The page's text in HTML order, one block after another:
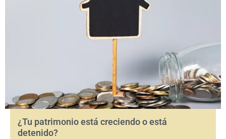
¿Tu patrimonio está creciendo o está
detenido?